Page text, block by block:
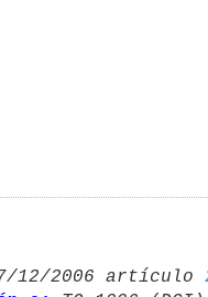
12/2006 artículo